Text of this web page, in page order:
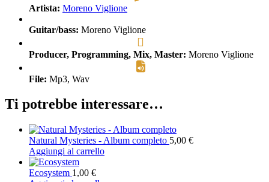
Artista: Moreno Viglione
Guitar/bass: Moreno Viglione
Producer, Programming, Mix, Master: Moreno Viglione
File: Mp3, Wav
Ti potrebbe interessare…
Natural Mysteries - Album completo 5,00 €
Aggiungi al carrello
Ecosystem 1,00 €